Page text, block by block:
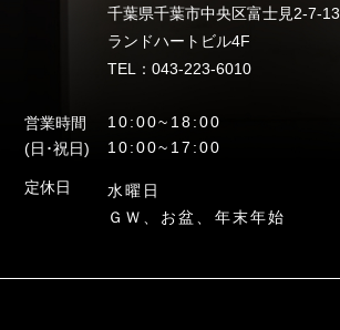
千葉県千葉市中央区富士見2-7-13
ランドハートビル4F
TEL：043-223-6010
営業時間
10:00~18:00
(日･祝日)
10:00~17:00
定休日
水曜日
ＧＷ、お盆、年末年始